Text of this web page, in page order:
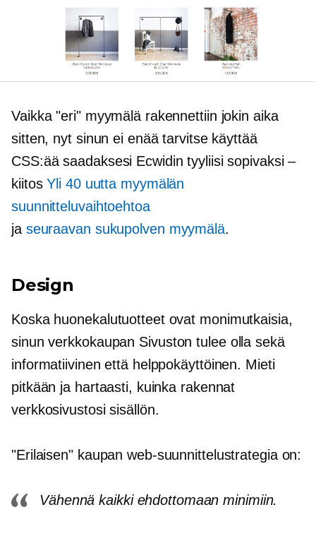
Vaikka "eri" myymälä rakennettiin jokin aika
sitten, nyt sinun ei enää tarvitse käyttää
CSS:ää saadaksesi Ecwidin tyyliisi sopivaksi –
kiitosYli 40 uutta myymälän
suunnitteluvaihtoehtoa
ja seuraavan sukupolven myymälä.
Design
Koska huonekalutuotteet ovat monimutkaisia,
sinunverkkokaupan Sivuston tulee olla sekä
informatiivinen että helppokäyttöinen. Mieti
pitkään ja hartaasti, kuinka rakennat
verkkosivustosi sisällön.
"Erilaisen" kaupan web-suunnittelustrategia on:
Vähennä kaikki ehdottomaan minimiin.